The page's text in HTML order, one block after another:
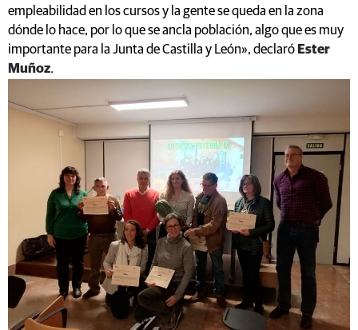
empleabilidad en los cursos y la gente se queda en la zona
dónde lo hace, por lo que se ancla población, algo que es muy
importante para la Junta de Castilla y León», declaró Ester
Muñoz.